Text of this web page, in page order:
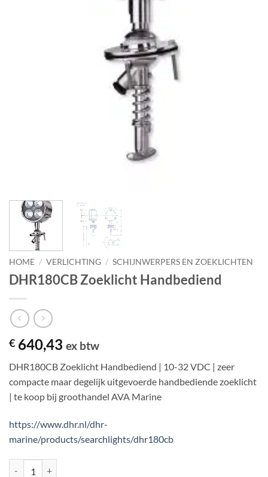
HOME / VERLICHTING / SCHIJNWERPERS EN ZOEKLICHTEN
DHR180CB Zoeklicht Handbediend
€ 640,43 ex btw
DHR180CB Zoeklicht Handbediend | 10-32 VDC | zeer
compacte maar degelijk uitgevoerde handbediende zoeklicht
| te koop bij groothandel AVA Marine
https://www.dhr.nl/dhr-
marine/products/searchlights/dhr180cb